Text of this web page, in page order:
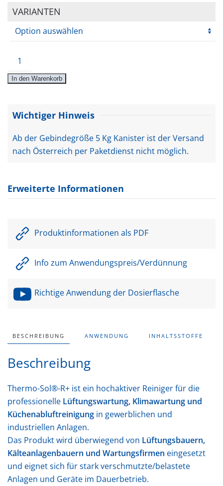
VARIANTEN
Thermo-
Sol®-
R+In den Warenkorb
Wichtiger Hinweis
Ab der Gebindegröße 5 Kg Kanister ist der Versand
nach Österreich per Paketdienst nicht möglich.
Erweiterte Informationen
Produktinformationen als PDF
Info zum Anwendungspreis/Verdünnung
Richtige Anwendung der Dosierflasche
BESCHREIBUNG ANWENDUNG INHALTSSTOFFE
Beschreibung
Thermo-Sol®-R+ ist ein hochaktiver Reiniger für die
professionelle Lüftungswartung, Klimawartung und
Küchenabluftreinigung in gewerblichen und
industriellen Anlagen.
Das Produkt wird überwiegend von Lüftungsbauern,
Kälteanlagenbauern und Wartungsfirmen eingesetzt
und eignet sich für stark verschmutzte/belastete
Anlagen und Geräte im Dauerbetrieb.